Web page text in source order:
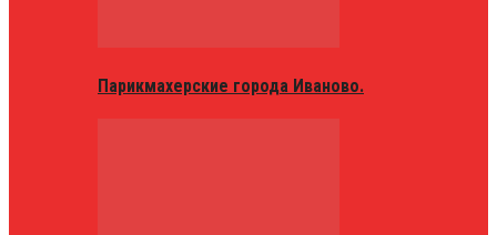
Парикмахерские города Иваново.